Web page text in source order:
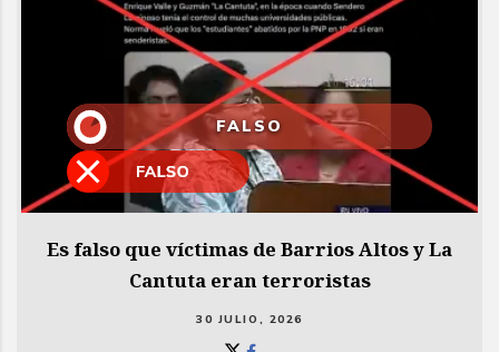
FALSO
Es falso que víctimas de Barrios Altos y La
Cantuta eran terroristas
30 JULIO, 2026